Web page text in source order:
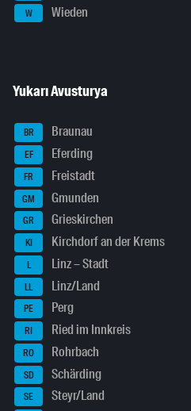
W Wieden
Yukarı Avusturya
BR Braunau
EF Eferding
FR Freistadt
GM Gmunden
GR Grieskirchen
KI Kirchdorf an der Krems
L Linz – Stadt
LL Linz/Land
PE Perg
RI Ried im Innkreis
RO Rohrbach
SD Schärding
SE
Steyr/Land